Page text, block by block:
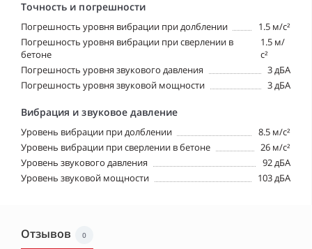
Точность и погрешности
Погрешность уровня вибрации при долблении
1.5 м/с²
Погрешность уровня вибрации при сверлении в
бетоне
1.5 м/
с²
Погрешность уровня звукового давления
3 дБА
Погрешность уровня звуковой мощности
3 дБА
Вибрация и звуковое давление
Уровень вибрации при долблении
8.5 м/с²
Уровень вибрации при сверлении в бетоне
26 м/с²
Уровень звукового давления
92 дБА
Уровень звуковой мощности
103 дБА
Отзывов 0